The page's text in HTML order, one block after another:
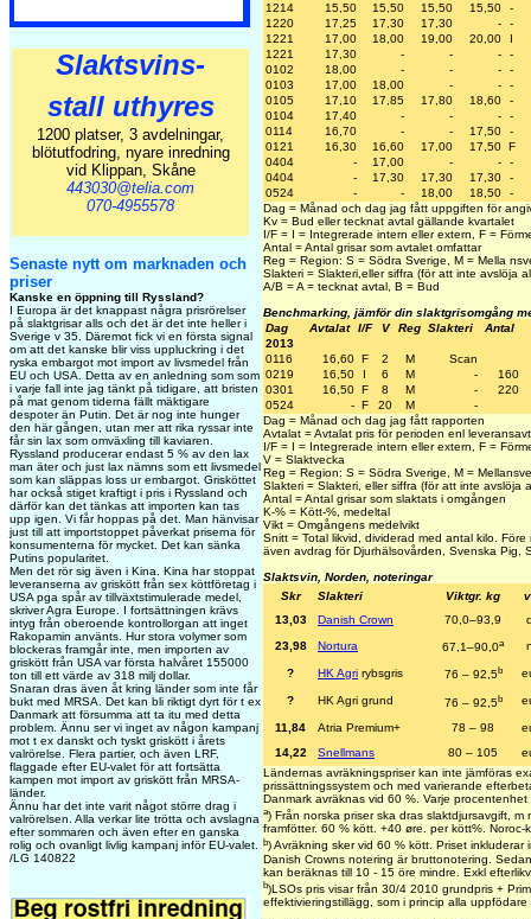
Slaktsvins-
stall uthyres
1200 platser, 3 avdelningar,
blötutfodring, nyare inredning
vid Klippan, Skåne
443030@telia.com
070-4955578
Senaste nytt om marknaden och
priser
Kanske en öppning till Ryssland?
I Europa är det knappast några prisrörelser
på slaktgrisar alls och det är det inte heller i
Sverige v 35. Däremot fick vi en första signal
om att det kanske blir viss uppluckring i det
ryska embargot mot import av livsmedel från
EU och USA. Detta av en anledning som som
i varje fall inte jag tänkt på tidigare, att bristen
på mat genom tiderna fällt mäktigare
despoter än Putin. Det är nog inte hunger
den här gången, utan mer att rika ryssar inte
får sin lax som omväxling till kaviaren.
Ryssland producerar endast 5 % av den lax
man äter och just lax nämns som ett livsmedel
som kan släppas loss ur embargot. Grisköttet
har också stiget kraftigt i pris i Ryssland och
därför kan det tänkas att importen kan tas
upp igen. Vi får hoppas på det. Man hänvisar
just till att importstoppet påverkat priserna för
konsumenterna för mycket. Det kan sänka
Putins popularitet.
Men det rör sig även i Kina. Kina har stoppat
leveranserna av griskött från sex köttföretag i
USA pga spår av tillväxtstimulerade medel,
skriver Agra Europe. I fortsättningen krävs
intyg från oberoende kontrollorgan att inget
Rakopamin använts. Hur stora volymer som
blockeras framgår inte, men importen av
griskött från USA var första halvåret 155000
ton till ett värde av 318 milj dollar.
Snaran dras även åt kring länder som inte får
bukt med MRSA. Det kan bli riktigt dyrt för t ex
Danmark att försumma att ta itu med detta
problem. Ännu ser vi inget av någon kampanj
mot t ex danskt och tyskt griskött i årets
valrörelse. Flera partier, och även LRF,
flaggade efter EU-valet för att fortsätta
kampen mot import av griskött från MRSA-
länder.
Ännu har det inte varit något större drag i
valrörelsen. Alla verkar lite trötta och avslagna
efter sommaren och även efter en ganska
rolig och ovanligt livlig kampanj inför EU-valet.
/LG 140822
1214
15,50 15,50 15,50 15,50
-
1220
17,25 17,30 17,30 -
-
1221
17,00 18,00 19,00 20,00
I
1221
17,30 - - -
-
0102
18,00 - - -
-
0103
17,00 18,00 - -
-
0105
17,10 17,85 17,80 18,60
-
0104
17,40 - - -
-
0114
16,70 - - 17,50
-
0121
16,30 16,60 17,00 17,50 F
0404
- 17,00 - -
-
0404
- 17,30 17,30 17,30
-
0524
- - 18,00 18,50
-
Dag = Månad och dag jag fått uppgiften för
Kv = Bud eller tecknat avtal gällande kvartalet
I/F = I = Integrerade intern eller extern, F =
Antal = Antal grisar som avtalet omfattar
Reg = Region: S = Södra Sverige, M = Mella
Slakteri = Slakteri,eller siffra (för att inte avslöja
A/B = A = tecknat avtal, B = Bud
Benchmarking, jämför din slaktgrisomgång
Dag
Avtalat I/F V Reg Slakteri
Antal
2013
0116
16,60 F 2 M
Scan
0219
16,50 I 6 M -
160
0301
16,50 F 8 M -
220
0524
- F 20 M
-
Dag = Månad och dag jag fått rapporten
Avtalat = Avtalat pris för perioden enl
I/F = I = Integrerade intern eller extern, F =
V = Slaktvecka
Reg = Region: S = Södra Sverige, M =
Slakteri = Slakteri, eller siffra (för att inte avslöja
Antal = Antal grisar som slaktats i omgången
K-% = Kött-%, medeltal
Vikt = Omgångens medelvikt
Snitt = Total likvid, dividerad med antal kilo.
även avdrag för Djurhälsovården, Svenska Pig,
Slaktsvin, Norden, noteringar
Skr
Slakteri Viktgr. kg
13,03
Danish Crown 70,0–93,9
23,98
Nortura 67,1–90,0a
? HK Agri rybsgris 76 – 92,5b
? HK Agri grund 76 – 92,5b
11,84 Atria Premium+ 78 – 98
14,22
Snellmans 80 – 105
Ländernas avräkningspriser kan inte jämföras
prissättningssystem och med varierande
Danmark avräknas vid 60 %. Varje
a) Från norska priser ska dras slaktdjursavgift,
framfötter. 60 % kött. +40 øre. per kött%. Noroc-
b) Avräkning sker vid 60 % kött. Priset inkluderar
Danish Crowns notering är bruttonotering.
kan beräknas till 10 - 15 öre mindre. Exkl
b)LSOs pris visar från 30/4 2010 grundpris +
effektivieringstillägg, som i princip alla uppfödare